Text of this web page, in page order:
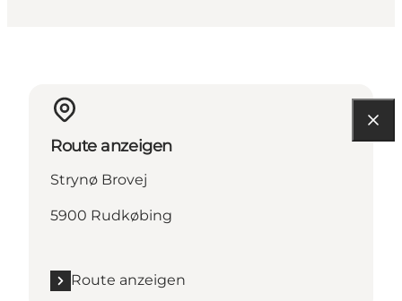
Route anzeigen
Strynø Brovej
5900 Rudkøbing
Route anzeigen